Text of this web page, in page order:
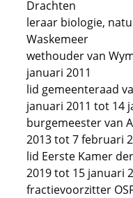
Drachten
leraar biologie,
Waskemeer
wethouder van
januari 2011
lid gemeenteraad
januari 2011 tot 14
burgemeester van
2013 tot 7 februari
lid Eerste Kamer
2019 tot 15 januari
fractievoorzitter